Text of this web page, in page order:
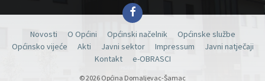
Facebook
Novosti O Općini Općinski načelnik
Općinske službe
Općinsko vijeće
Akti Javni sektor Impressum
Javni natječaji
Kontakt
e-OBRASCI
© 2026 Općina Domaljevac-Šamac